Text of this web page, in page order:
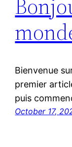
Bienvenue
premier
puis
October 17,